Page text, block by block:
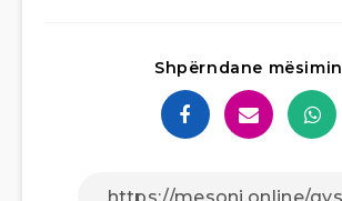
Shpërndane mësimin